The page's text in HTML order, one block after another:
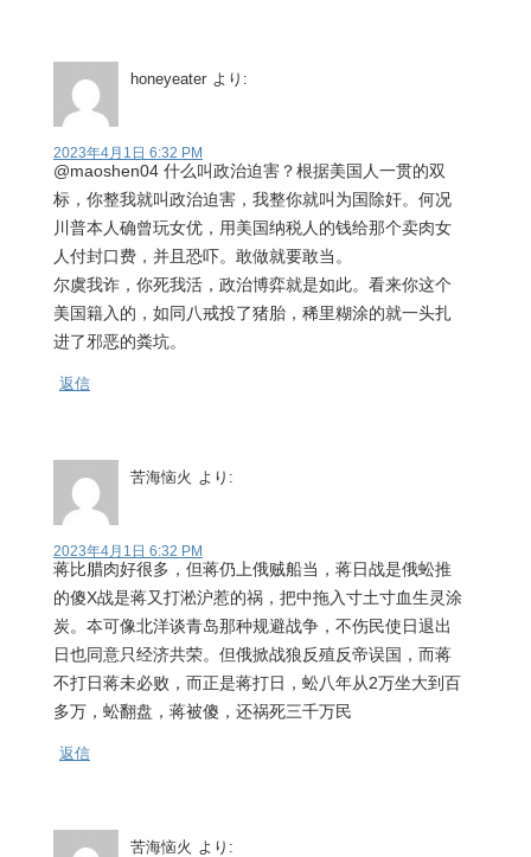
honeyeater より:
2023年4月1日 6:32 PM
@maoshen04 什么叫政治迫害？根据美国人一贯的双
标，你整我就叫政治迫害，我整你就叫为国除奸。何况
川普本人确曾玩女优，用美国纳税人的钱给那个卖肉女
人付封口费，并且恐吓。敢做就要敢当。
尔虞我诈，你死我活，政治博弈就是如此。看来你这个
美国籍入的，如同八戒投了猪胎，稀里糊涂的就一头扎
进了邪恶的粪坑。
返信
苦海恼火 より:
2023年4月1日 6:32 PM
蒋比腊肉好很多，但蒋仍上俄贼船当，蒋日战是俄蚣推
的傻X战是蒋又打淞沪惹的祸，把中拖入寸土寸血生灵涂
炭。夲可像北洋谈青岛那种规避战争，不伤民使日退出
日也同意只经济共荣。但俄掀战狼反殖反帝误国，而蒋
不打日蒋未必败，而正是蒋打日，蚣八年从2万坐大到百
多万，蚣翻盘，蒋被傻，还祸死三千万民
返信
苦海恼火 より: